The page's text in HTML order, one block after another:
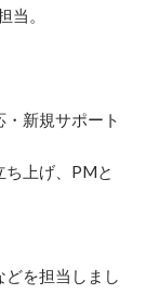
。
新規サポート
ち上げ、PMと
を担当しまし